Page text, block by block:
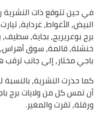
في حين تتوقع ذات النشرية
البيض, الأغواط, غرداية,
برج بوعريريج, بجاية, سطيف,
خنشلة, قالمة, سوق أهراس,
باجي مختار, إلى جانب ترقب
كما حذرت النشرية, بالنسبة
أن تمس كل من ولايات برج
ورقلة, تقرت والمغير.